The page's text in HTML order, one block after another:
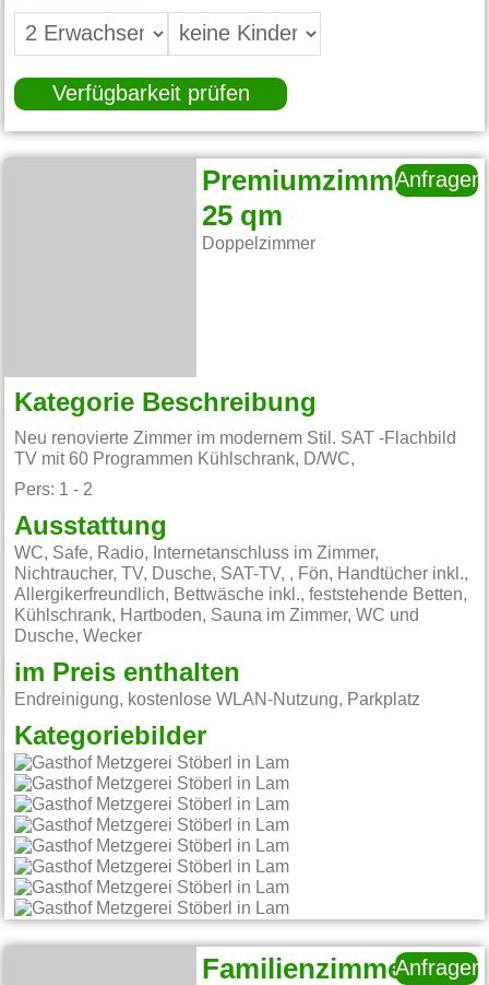
Verfügbarkeit prüfen
Premiumzimmer
25 qm
Doppelzimmer
Anfragen
Kategorie Beschreibung
Neu renovierte Zimmer im modernem Stil. SAT -Flachbild
TV mit 60 Programmen Kühlschrank, D/WC,
Pers: 1 - 2
Ausstattung
WC, Safe, Radio, Internetanschluss im Zimmer,
Nichtraucher, TV, Dusche, SAT-TV, , Fön, Handtücher inkl.,
Allergikerfreundlich, Bettwäsche inkl., feststehende Betten,
Kühlschrank, Hartboden, Sauna im Zimmer, WC und
Dusche, Wecker
im Preis enthalten
Endreinigung, kostenlose WLAN-Nutzung, Parkplatz
Kategoriebilder
FamilienzimmerAnfragen